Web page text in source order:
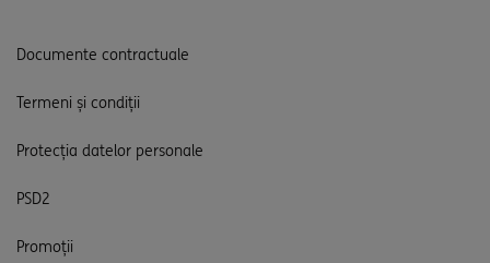
Documente contractuale
Termeni și condiții
Protecția datelor personale
PSD2
Promoții